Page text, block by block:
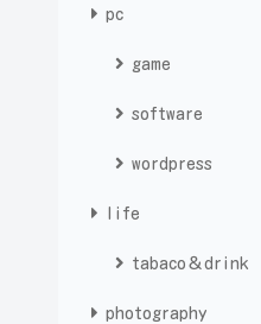
pc
game
software
wordpress
life
tabaco＆drink
photography